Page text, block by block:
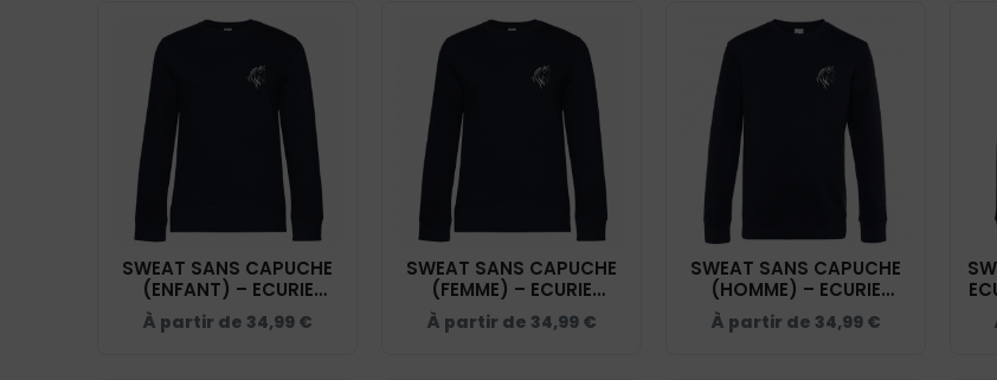
SWEAT SANS CAPUCHE
(ENFANT) – ECURIE
THIBAUT - NAVY - ID332K
À partir de 34,99 €
SWEAT SANS CAPUCHE
(FEMME) – ECURIE
THIBAUT - NAVY -
BCW01Q
À partir de 34,99 €
SWEAT SANS CAPUCHE
(HOMME) – ECURIE
THIBAUT - NAVY -
BCU01K
À partir de 34,99 €